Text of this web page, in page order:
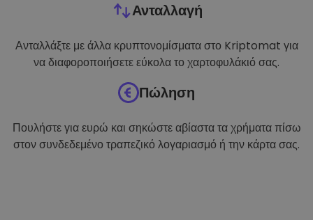
Ανταλλαγή
Ανταλλάξτε με άλλα κρυπτονομίσματα στο Kriptomat για
να διαφοροποιήσετε εύκολα το χαρτοφυλάκιό σας.
Πώληση
Πουλήστε για ευρώ και σηκώστε αβίαστα τα χρήματα πίσω
στον συνδεδεμένο τραπεζικό λογαριασμό ή την κάρτα σας.